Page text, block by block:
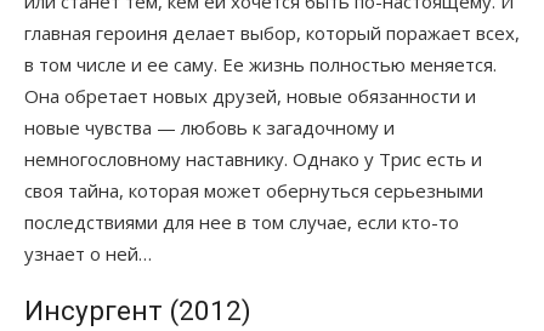
главная героиня делает выбор, который поражает всех,
в том числе и ее саму. Ее жизнь полностью меняется.
Она обретает новых друзей, новые обязанности и
новые чувства — любовь к загадочному и
немногословному наставнику. Однако у Трис есть и
своя тайна, которая может обернуться серьезными
последствиями для нее в том случае, если кто-то
узнает о ней…
Инсургент (2012)